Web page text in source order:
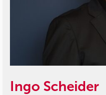
Ingo Scheider